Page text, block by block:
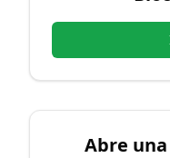
Abre